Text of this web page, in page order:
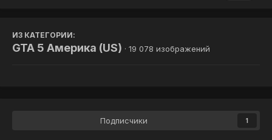
ИЗ КАТЕГОРИИ:
GTA 5 Америка (US) · 19 078 изображений
Подписчики 1